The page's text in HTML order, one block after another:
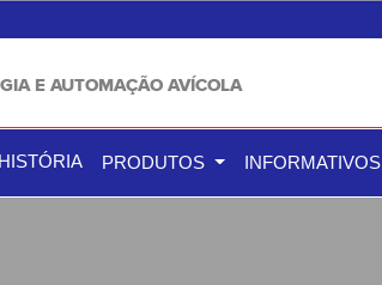
E AUTOMAÇÃO AVÍCOLA
HISTÓRIA PRODUTOS INFORMATIVOS